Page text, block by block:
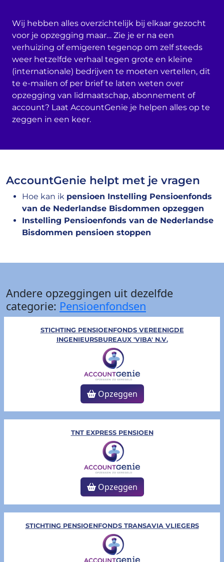
Wij hebben alles overzichtelijk bij elkaar gezocht
voor je opzegging maar… Zie je er na een
verhuizing of emigeren tegenop om zelf steeds
weer hetzelfde verhaal tegen grote en kleine
(internationale) bedrijven te moeten vertellen, dit
te e-mailen of per brief te laten weten over
opzegging van lidmaatschap, abonnement of
account? Laat AccountGenie je helpen alles op te
zeggen in een keer.
AccountGenie helpt met je vragen
Hoe kan ik pensioen Instelling Pensioenfonds
van de Nederlandse Bisdommen opzeggen
Instelling Pensioenfonds van de Nederlandse
Bisdommen pensioen stoppen
Andere opzeggingen uit dezelfde
categorie: Pensioenfondsen
STICHTING PENSIOENFONDS VEREENIGDE
INGENIEURSBUREAUX 'VIBA' N.V.
Opzeggen
TNT EXPRESS PENSIOEN
Opzeggen
STICHTING PENSIOENFONDS TRANSAVIA VLIEGERS